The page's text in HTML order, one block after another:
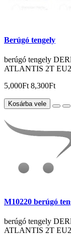
Berúgó tengely
berúgó tengely
ATLANTIS 2T
5,000Ft 8,300Ft
Kosárba vele
M10220 berúgó
berúgó tengely
ATLANTIS 2T